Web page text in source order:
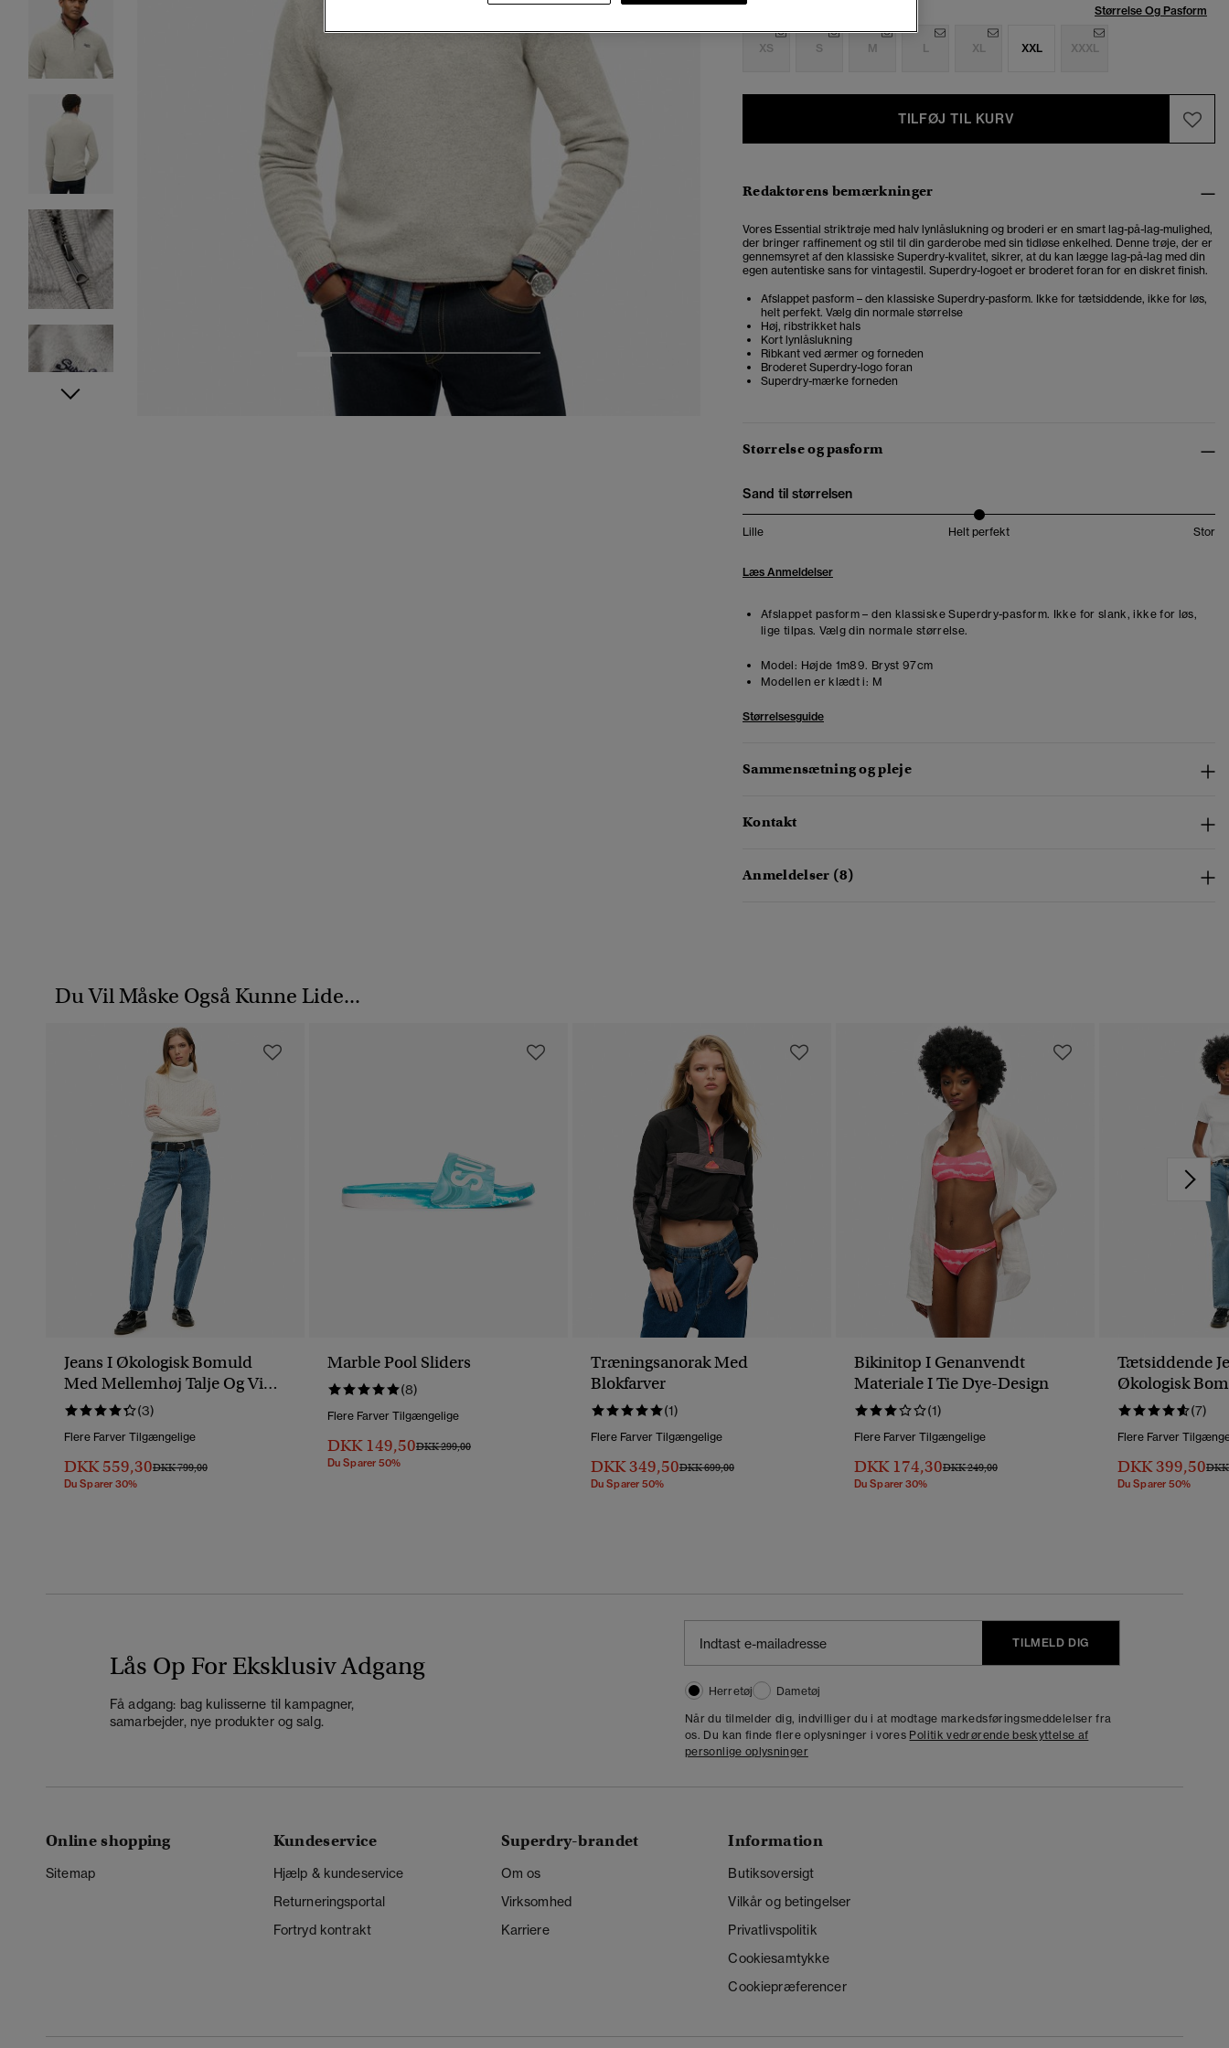
Vælg Størrelse: Størrelse Og Pasform
XS S M L XL XXL XXXL
TILFØJ TIL KURV
Redaktørens bemærkninger
Vores Essential striktrøje med halv lynlåslukning og broderi er en smart lag-på-lag-mulighed,
der bringer raffinement og stil til din garderobe med sin tidløse enkelhed. Denne trøje, der er
gennemsyret af den klassiske Superdry-kvalitet, sikrer, at du kan lægge lag-på-lag med din
egen autentiske sans for vintagestil. Superdry-logoet er broderet foran for en diskret finish.
Afslappet pasform – den klassiske Superdry-pasform. Ikke for tætsiddende, ikke for løs,
helt perfekt. Vælg din normale størrelse
Høj, ribstrikket hals
Kort lynlåslukning
Ribkant ved ærmer og forneden
Broderet Superdry-logo foran
Superdry-mærke forneden
Størrelse og pasform
Sand til størrelsen
Lille Helt perfekt Stor
Læs Anmeldelser
Afslappet pasform – den klassiske Superdry-pasform. Ikke for slank, ikke for løs,
lige tilpas. Vælg din normale størrelse.
Model: Højde 1m89. Bryst 97cm
Modellen er klædt i: M
Størrelsesguide
Sammensætning og pleje
Kontakt
Anmeldelser (8)
Du Vil Måske Også Kunne Lide...
Jeans I Økologisk Bomuld
Med Mellemhøj Talje Og Vide
Ben
(3)
Flere Farver Tilgængelige
DKK 559,30Pris Nedsat Fra
DKK 799,00Til
Du Sparer 30%
Marble Pool Sliders
(8)
Flere Farver Tilgængelige
DKK 149,50Pris Nedsat Fra
DKK 299,00Til
Du Sparer 50%
Træningsanorak Med
Blokfarver
(1)
Flere Farver Tilgængelige
DKK 349,50Pris Nedsat Fra
DKK 699,00Til
Du Sparer 50%
Bikinitop I Genanvendt
Materiale I Tie Dye-Design
(1)
Flere Farver Tilgængelige
DKK 174,30Pris Nedsat Fra
DKK 249,00Til
Du Sparer 30%
Tætsiddende
Økologisk
Mellemhøj(7)
Flere Farver
DKK 399,50Pris
Du Sparer 50%
Lås Op For Eksklusiv Adgang
Få adgang: bag kulisserne til kampagner,
samarbejder, nye produkter og salg.
TILMELD DIG
Herretøj
Dametøj
Når du tilmelder dig, indvilliger du i at modtage markedsføringsmeddelelser fra
os. Du kan finde flere oplysninger i vores Politik vedrørende beskyttelse af
personlige oplysninger
Online shopping
Sitemap
Kundeservice
Hjælp & kundeservice
Returneringsportal
Fortryd kontrakt
Superdry-brandet
Om os
Virksomhed
Karriere
Information
Butiksoversigt
Vilkår og betingelser
Privatlivspolitik
Cookiesamtykke
Cookiepræferencer